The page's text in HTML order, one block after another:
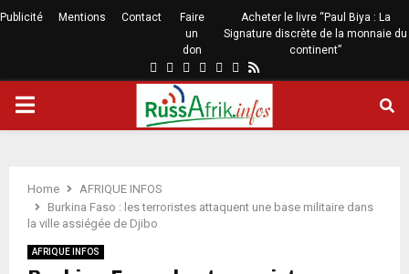
Publicité Mentions Contact
Faire
un
don
Acheter le livre “Paul Biya : La
Signature discrète de la monnaie du
continent”
Home
AFRIQUE INFOS
Burkina Faso : les terroristes attaquent une base militaire dans
la ville assiégée de Djibo
AFRIQUE INFOS